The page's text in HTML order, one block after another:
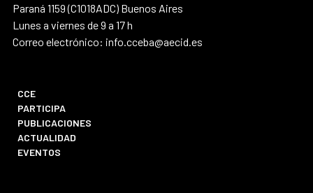
Paraná 1159 (C1018ADC) Buenos Aires
Lunes a viernes de 9 a 17 h
Correo electrónico: info.cceba@aecid.es
CCE
PARTICIPA
PUBLICACIONES
ACTUALIDAD
EVENTOS